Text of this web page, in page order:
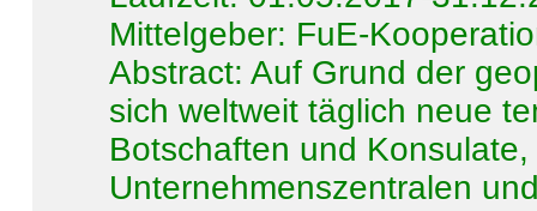
Mittelgeber: FuE-
Abstract:Auf Grund der
sich weltweit täglich neue
Botschaften und
Unternehmenszentralen